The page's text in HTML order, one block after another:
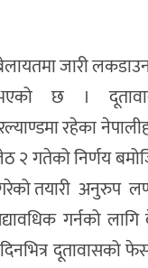
जारी
छ ।
रहेका
गतेको निर्णय
तयारी अनुरुप
गर्नको